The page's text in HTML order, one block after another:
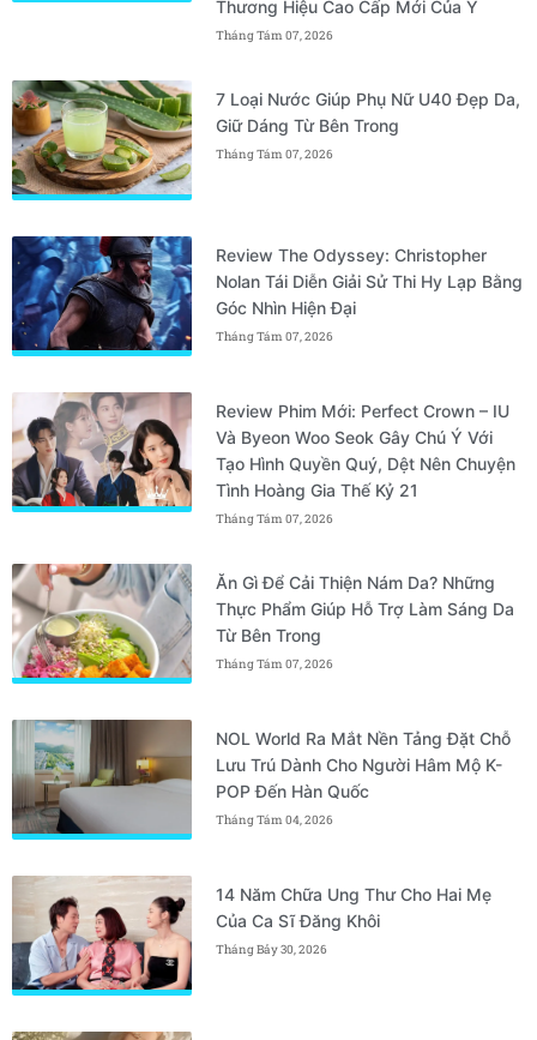
Thương Hiệu Cao Cấp Mới Của Ý
Tháng Tám 07, 2026
7 Loại Nước Giúp Phụ Nữ U40 Đẹp Da,
Giữ Dáng Từ Bên Trong
Tháng Tám 07, 2026
Review The Odyssey: Christopher
Nolan Tái Diễn Giải Sử Thi Hy Lạp Bằng
Góc Nhìn Hiện Đại
Tháng Tám 07, 2026
Review Phim Mới: Perfect Crown – IU
Và Byeon Woo Seok Gây Chú Ý Với
Tạo Hình Quyền Quý, Dệt Nên Chuyện
Tình Hoàng Gia Thế Kỷ 21
Tháng Tám 07, 2026
Ăn Gì Để Cải Thiện Nám Da? Những
Thực Phẩm Giúp Hỗ Trợ Làm Sáng Da
Từ Bên Trong
Tháng Tám 07, 2026
NOL World Ra Mắt Nền Tảng Đặt Chỗ
Lưu Trú Dành Cho Người Hâm Mộ K-
POP Đến Hàn Quốc
Tháng Tám 04, 2026
14 Năm Chữa Ung Thư Cho Hai Mẹ
Của Ca Sĩ Đăng Khôi
Tháng Bảy 30, 2026